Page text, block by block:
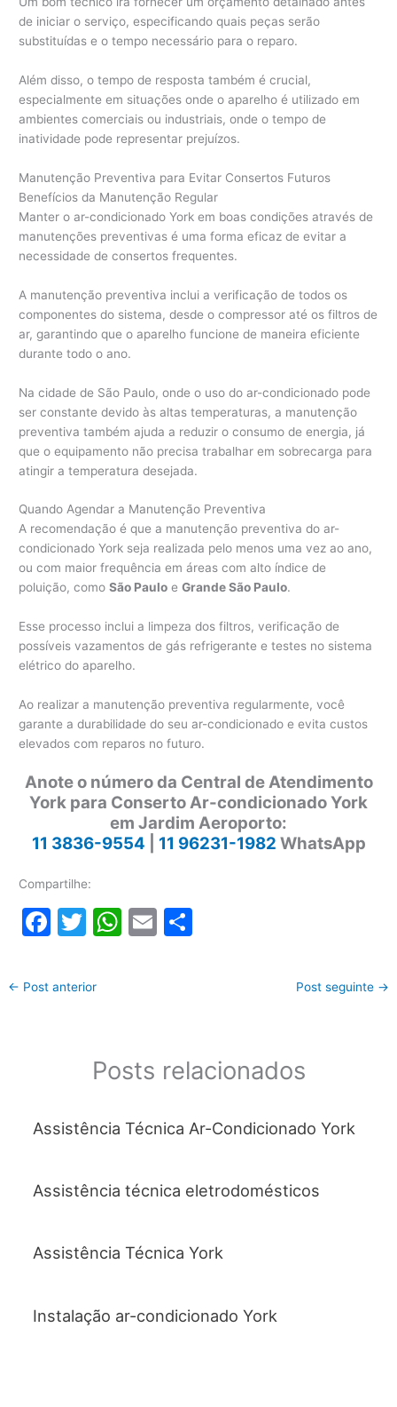
de iniciar o serviço, especificando quais peças serão
substituídas e o tempo necessário para o reparo.
Além disso, o tempo de resposta também é crucial,
especialmente em situações onde o aparelho é utilizado em
ambientes comerciais ou industriais, onde o tempo de
inatividade pode representar prejuízos.
Manutenção Preventiva para Evitar Consertos Futuros
Benefícios da Manutenção Regular
Manter o ar-condicionado York em boas condições através de
manutenções preventivas é uma forma eficaz de evitar a
necessidade de consertos frequentes.
A manutenção preventiva inclui a verificação de todos os
componentes do sistema, desde o compressor até os filtros de
ar, garantindo que o aparelho funcione de maneira eficiente
durante todo o ano.
Na cidade de São Paulo, onde o uso do ar-condicionado pode
ser constante devido às altas temperaturas, a manutenção
preventiva também ajuda a reduzir o consumo de energia, já
que o equipamento não precisa trabalhar em sobrecarga para
atingir a temperatura desejada.
Quando Agendar a Manutenção Preventiva
A recomendação é que a manutenção preventiva do ar-
condicionado York seja realizada pelo menos uma vez ao ano,
ou com maior frequência em áreas com alto índice de
poluição, comoSão Paulo eGrande São Paulo.
Esse processo inclui a limpeza dos filtros, verificação de
possíveis vazamentos de gás refrigerante e testes no sistema
elétrico do aparelho.
Ao realizar a manutenção preventiva regularmente, você
garante a durabilidade do seu ar-condicionado e evita custos
elevados com reparos no futuro.
Anote o número da Central de Atendimento
York para Conserto Ar-condicionado York
em Jardim Aeroporto:
11 3836-9554
11 96231-1982 WhatsApp
Compartilhe:
F
c
k
T
itt
W
p
p
E
← Post anterior Post seguinte →
Posts relacionados
Assistência Técnica Ar-Condicionado York
Assistência técnica eletrodomésticos
Assistência Técnica York
Instalação ar-condicionado York